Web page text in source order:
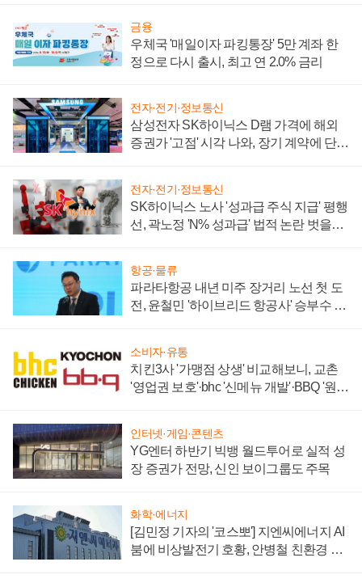
금융
우체국 '매일이자 파킹통장' 5만 계좌 한
정으로 다시 출시, 최고 연 2.0% 금리
전자·전기·정보통신
삼성전자 SK하이닉스 D램 가격에 해외
증권가 '고점' 시각 나와, 장기 계약에 단점
전자·전기·정보통신
SK하이닉스 노사 '성과급 주식 지급' 평행
선, 곽노정 'N% 성과급' 법적 논란 벗을지
항공·물류
파라타항공 내년 미주 장거리 노선 첫 도
전, 윤철민 '하이브리드 항공사' 승부수 통
소비자·유통
치킨3사 '가맹점 상생' 비교해보니, 교촌
'영업권 보호'·bhc '신메뉴 개발'·BBQ '원가
인터넷·게임·콘텐츠
YG엔터 하반기 빅뱅 월드투어로 실적 성
장 증권가 전망, 신인 보이그룹도 주목
화학·에너지
[김민정 기자의 '코스뽀'] 지엔씨에너지 AI
붐에 비상발전기 호황, 안병철 친환경 에